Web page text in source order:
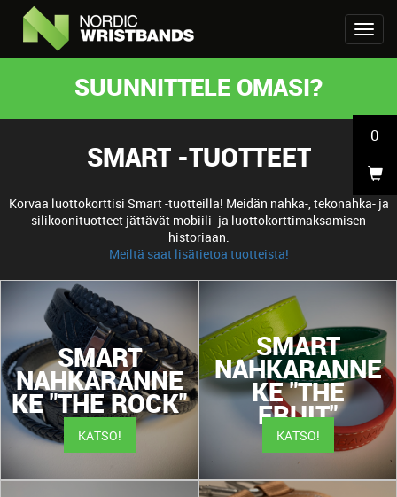
0
SUUNNITTELE OMASI?
SMART -TUOTTEET
Korvaa luottokorttisi Smart -tuotteilla! Meidän nahka-, tekonahka- ja
silikoonituotteet jättävät mobiili- ja luottokorttimaksamisen
historiaan.
Meiltä saat lisätietoa tuotteista!
SMART
NAHKARANNE
KE "THE ROCK"
KATSO!
SMART
NAHKARANNE
KE "THE
FRUIT"
KATSO!